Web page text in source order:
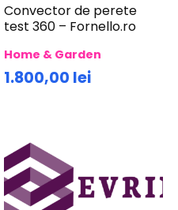
Convector de perete
test 360 – Fornello.ro
Home & Garden
1.800,00 lei